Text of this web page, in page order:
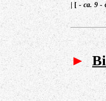
| [ - ca. 9-
►